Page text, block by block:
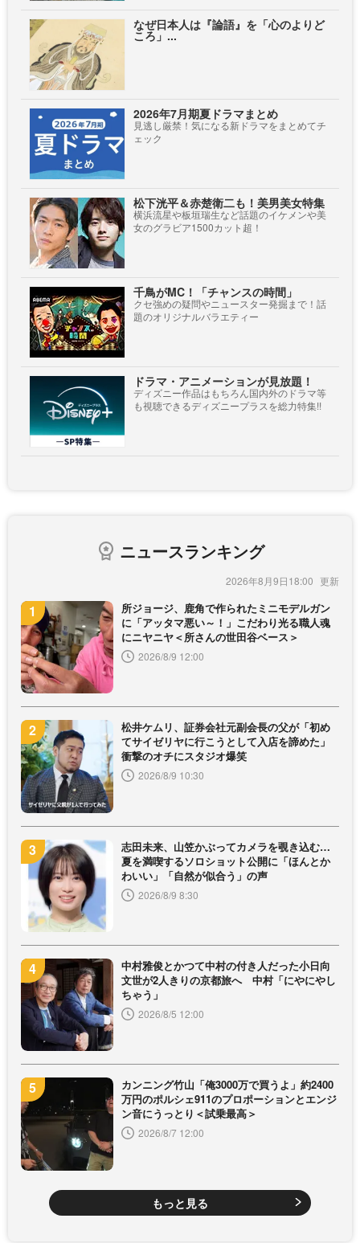
なぜ日本人は『論語』を「心のよりど
ころ」...
2026年7月期夏ドラマまとめ
見逃し厳禁！気になる新ドラマをまとめてチ
ェック
松下洸平＆赤楚衛二も！美男美女特集
横浜流星や板垣瑞生など話題のイケメンや美
女のグラビア1500カット超！
千鳥がMC！「チャンスの時間」
クセ強めの疑問やニュースター発掘まで！話
題のオリジナルバラエティー
ドラマ・アニメーションが見放題！
ディズニー作品はもちろん国内外のドラマ等
も視聴できるディズニープラスを総力特集!!
ニュースランキング
2026年8月9日18:00
所ジョージ、鹿角で作られたミニモデルガン
に「アッタマ悪い～！」こだわり光る職人魂
にニヤニヤ＜所さんの世田谷ベース＞
2026/8/9 12:00
松井ケムリ、証券会社元副会長の父が「初め
てサイゼリヤに行こうとして入店を諦めた」
衝撃のオチにスタジオ爆笑
2026/8/9 10:30
志田未来、山笠かぶってカメラを覗き込む…
夏を満喫するソロショット公開に「ほんとか
わいい」「自然が似合う」の声
2026/8/9 8:30
中村雅俊とかつて中村の付き人だった小日向
文世が2人きりの京都旅へ 中村「にやにやし
ちゃう」
2026/8/5 12:00
カンニング竹山「俺3000万で買うよ」約2400
万円のポルシェ911のプロポーションとエンジ
ン音にうっとり＜試乗最高＞
2026/8/7 12:00
もっと見る